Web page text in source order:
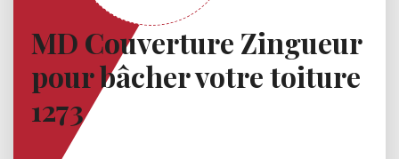
MD Couverture Zingueur
pour bâcher votre toiture
1273